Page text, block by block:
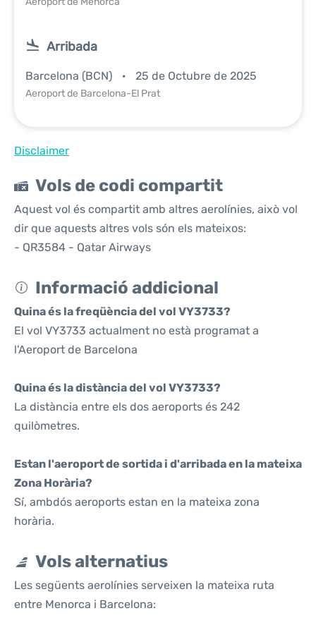
Arribada
Barcelona (BCN) 25 de Octubre de 2025
Aeroport de Barcelona-El Prat
Disclaimer
Vols de codi compartit
Aquest vol és compartit amb altres aerolínies, això vol
dir que aquests altres vols són els mateixos:
- QR3584 - Qatar Airways
Informació addicional
Quina és la freqüència del vol VY3733?
El vol VY3733 actualment no està programat a
l'Aeroport de Barcelona
Quina és la distància del vol VY3733?
La distància entre els dos aeroports és 242
quilòmetres.
Estan l'aeroport de sortida i d'arribada en la mateixa
Zona Horària?
Sí, ambdós aeroports estan en la mateixa zona
horària.
Vols alternatius
Les següents aerolínies serveixen la mateixa ruta
entre Menorca i Barcelona: